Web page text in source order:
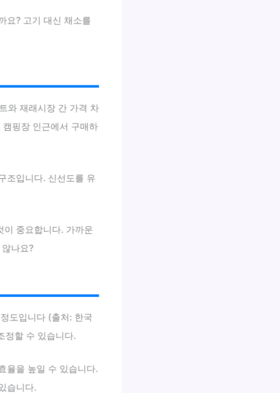
요? 고기 대신 채소를
와 재래시장 간 가격 차
핑장 인근에서 구매하
조입니다. 신선도를 유
이 중요합니다. 가까운
나요?
정도입니다 (출처: 한국
정할 수 있습니다.
율을 높일 수 있습니다.
습니다.